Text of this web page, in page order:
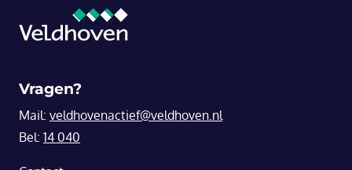
Vragen?
Mail: veldhovenactief@veldhoven.nl
Bel: 14 040